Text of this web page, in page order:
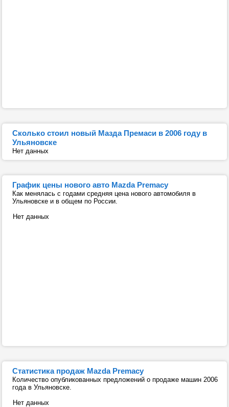
Сколько стоил новый Мазда Премаси в 2006 году в
Ульяновске
Нет данных
График цены нового авто Mazda Premacy
Как менялась с годами средняя цена нового автомобиля в
Ульяновске и в общем по России.
Нет данных
Статистика продаж Mazda Premacy
Количество опубликованных предложений о продаже машин 2006
года в Ульяновске.
Нет данных